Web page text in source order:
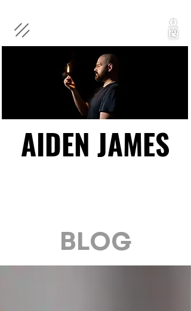
AIDEN JAMES
AIDEN JAMES
BLOG